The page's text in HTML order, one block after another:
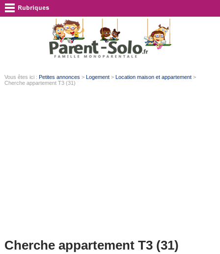
Vous êtes ici : Petites annonces > Logement> Location maison et appartement>
Cherche appartement T3 (31)
Cherche appartement T3 (31)